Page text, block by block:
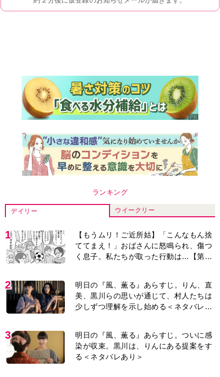
ランキング
デイリー ウイークリー
1
【もうムリ！ご近所姑】「こんなもん捨
ててまえ！」おばさんに怒鳴られ、傷つ
く息子。私たちが取った行動は…【第3
2
明日の『風、薫る』あらすじ。りん、直
美、黒川らの思いが通じて、村人たちは
少しずつ理解を示し始める＜ネタバレあ
3
明日の『風、薫る』あらすじ。ついに感
染が収束。黒川は、りんにある提案をす
る＜ネタバレあり＞